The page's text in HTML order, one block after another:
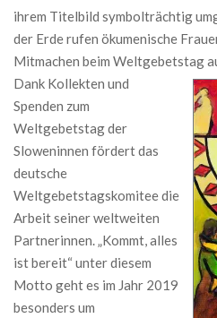
ihrem Titelbild symbolträchtig
der Erde rufen ökumenische
Mitmachen beim Weltgebetstag
Dank Kollekten und
Spenden zum
Weltgebetstag der
Sloweninnen fördert das
deutsche
Weltgebetstagskomitee die
Arbeit seiner weltweiten
Partnerinnen. „Kommt, alles
ist bereit“ unter diesem
Motto geht es im Jahr 2019
besonders um